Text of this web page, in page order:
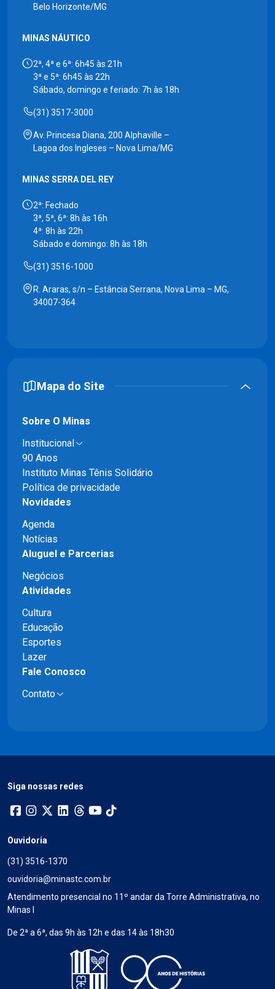
Belo Horizonte/MG
MINAS NÁUTICO
2ª, 4ª e 6ª: 6h45 às 21h
3ª e 5ª: 6h45 às 22h
Sábado, domingo e feriado: 7h às 18h
(31) 3517-3000
Av. Princesa Diana, 200 Alphaville –
Lagoa dos Ingleses – Nova Lima/MG
MINAS SERRA DEL REY
2ª: Fechado
3ª, 5ª, 6ª: 8h às 16h
4ª: 8h às 22h
Sábado e domingo: 8h às 18h
(31) 3516-1000
R. Araras, s/n – Estância Serrana, Nova Lima – MG,
34007-364
Mapa do Site
Sobre O Minas
Institucional
90 Anos
Instituto Minas Tênis Solidário
Política de privacidade
Novidades
Agenda
Notícias
Aluguel e Parcerias
Negócios
Atividades
Cultura
Educação
Esportes
Lazer
Fale Conosco
Contato
Siga nossas redes
Ouvidoria
(31) 3516-1370
ouvidoria@minastc.com.br
Atendimento presencial no 11º andar da Torre Administrativa, no
Minas I
De 2ª a 6ª, das 9h às 12h e das 14 às 18h30